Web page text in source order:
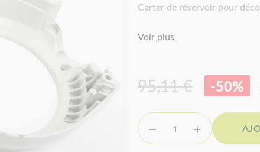
Carter de réservoir pour
Voir plus
95,11 € -50%
 